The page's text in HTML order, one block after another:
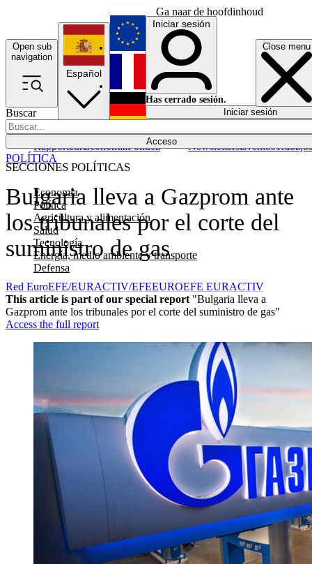
Ga naar de hoofdinhoud
Open sub
navigation
Close menu
Buscar
Acceso
SECCIONES POLÍTICAS
Economía
Política
Agricultura y alimentación
Salud
Tecnología
Energía, medio ambiente y transporte
Defensa
RapporteurEconomíaPolítica NewslettersEventosTrabajos
Español
English
Français
Iniciar sesión
Has cerrado sesión.
Iniciar sesión
Bulgaria lleva a Gazprom ante
los tribunales por el corte del
suministro de gas
POLÍTICA
Red EuroEFE/EURACTIV/EFEEUROEFE EURACTIV
This article is part of our special report "Bulgaria lleva a
Gazprom ante los tribunales por el corte del suministro de gas"
Access the full report